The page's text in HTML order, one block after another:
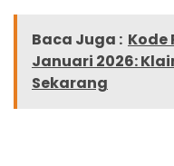
Baca Juga : Kode
Januari 2026:
Sekarang